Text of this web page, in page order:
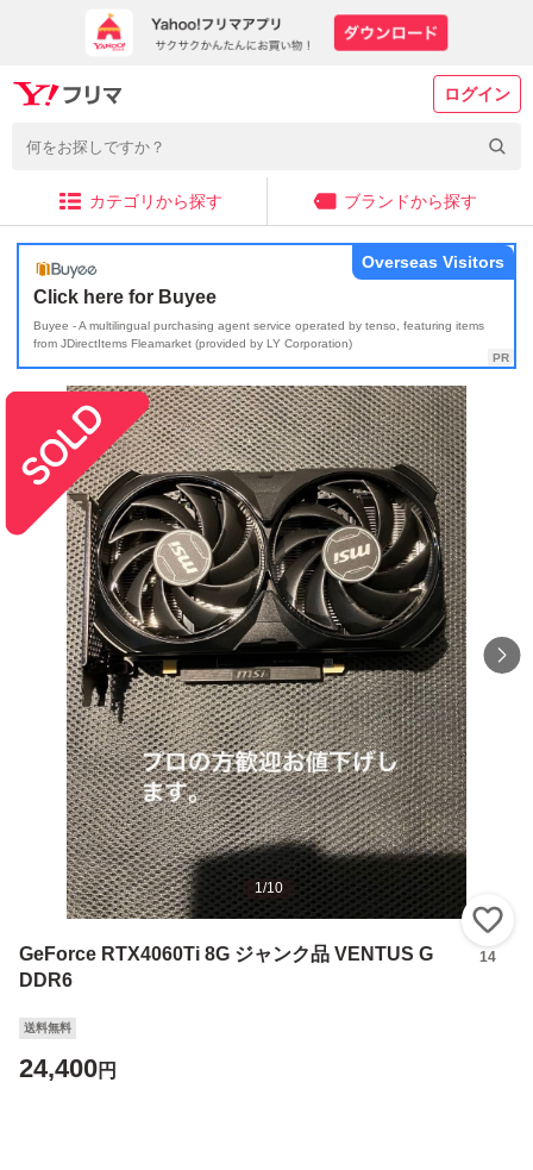
ログイン
カテゴリから探す ブランドから探す
Click here for Buyee
Buyee - A multilingual purchasing agent service operated by tenso, featuring items
from JDirectItems Fleamarket (provided by LY Corporation)
Overseas Visitors
1/10
GeForce RTX4060Ti 8G ジャンク品 VENTUS G
DDR6
14
送料無料
24,400円